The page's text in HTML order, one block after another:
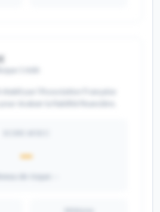
Crédit
évaluer la fiabilité financière.
--